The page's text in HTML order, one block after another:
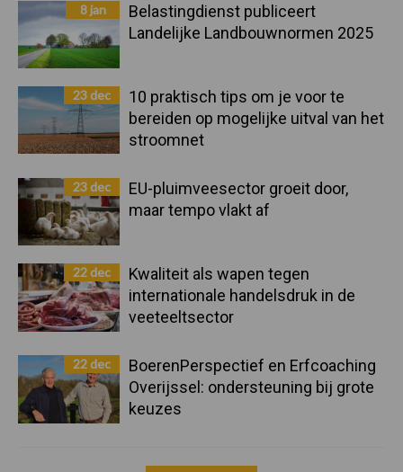
8 jan
Belastingdienst publiceert
Landelijke Landbouwnormen 2025
23 dec
10 praktisch tips om je voor te
bereiden op mogelijke uitval van het
stroomnet
23 dec
EU-pluimveesector groeit door,
maar tempo vlakt af
22 dec
Kwaliteit als wapen tegen
internationale handelsdruk in de
veeteeltsector
22 dec
BoerenPerspectief en Erfcoaching
Overijssel: ondersteuning bij grote
keuzes